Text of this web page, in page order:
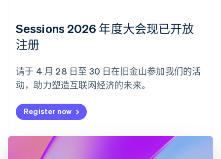
Sessions 2026 年度大会现已开放
注册
请于 4 月 28 日至 30 日在旧金山参加我们的活
动，助力塑造互联网经济的未来。
Register now
法国
FrançaisEnglish
芬兰
荷兰
NederlandsEnglish
加拿大
捷克
English
EnglishItaliano
拉脱维亚
English